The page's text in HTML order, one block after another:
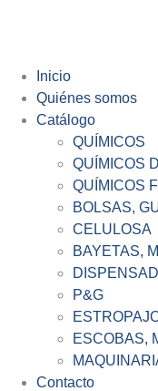
Inicio
Quiénes somos
Catálogo
QUÍMICOS
QUÍMICOS
QUÍMICOS
BOLSAS,
CELULOSA
BAYETAS,
P&G
ESCOBAS,
Contacto